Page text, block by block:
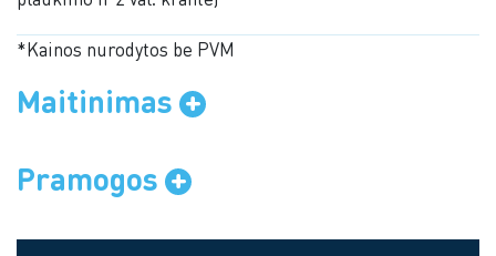
*Kainos nurodytos be PVM
Maitinimas
Pramogos